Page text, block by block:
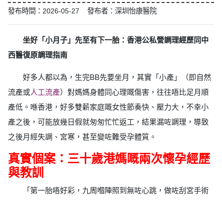
發布時間：2026-05-27 發布者：深圳怡康醫院
坐好「小月子」先至有下一胎：香港公私營調理經歷同中
西醫復原調理指南
好多人都以為，生完BB先要坐月，其實「小產」（即自然
流產或人工流產）對媽媽身體同心理嘅傷害，往往唔比足月順
產低。喺香港，好多雙薪家庭嘅女性節奏快、壓力大，不幸小
產之後，可能放幾日假就匆匆忙忙返工，結果漏咗調理，導致
之後月經失調、宮寒，甚至變咗難受孕體質。
真實個案：三十歲港媽嘅兩次懷孕經歷
與教訓
「第一胎唔好彩，九周嗰陣照到無咗心跳，做咗刮宮手術